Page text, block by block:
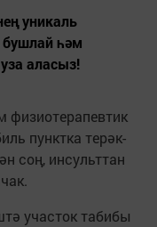
уникаль
бушлай һәм
аласыз!
физиотерапевтик
пунктка терәк-
соң, инсульттан
участок табибы